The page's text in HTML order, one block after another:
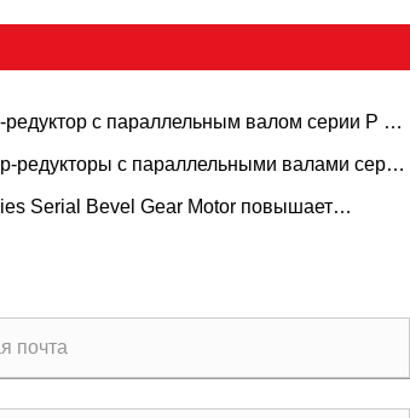
редуктор с параллельным валом серии P и
редукторы с параллельными валами серии
промышленного применения?
Serial Bevel Gear Motor повышает